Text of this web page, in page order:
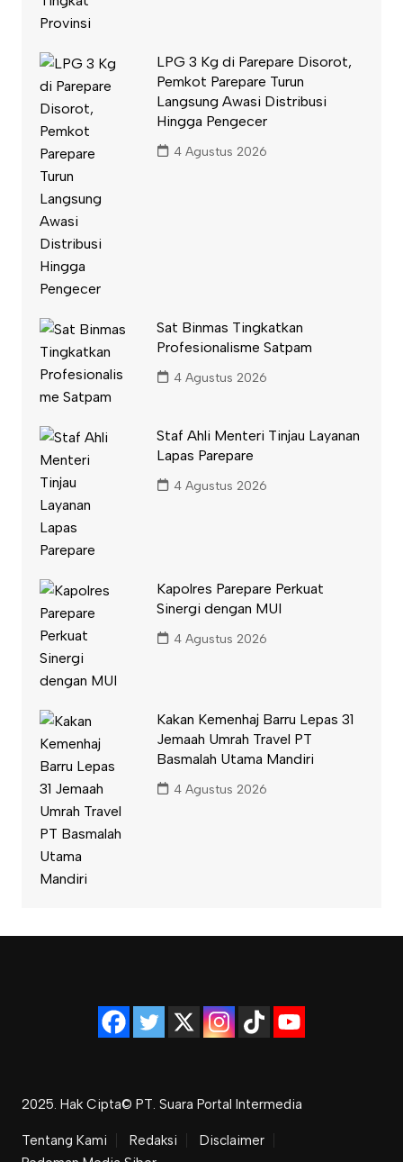
LPG 3 Kg di Parepare Disorot,
Pemkot Parepare Turun
Langsung Awasi Distribusi
Hingga Pengecer
4 Agustus 2026
Sat Binmas Tingkatkan
Profesionalisme Satpam
4 Agustus 2026
Staf Ahli Menteri Tinjau Layanan
Lapas Parepare
4 Agustus 2026
Kapolres Parepare Perkuat
Sinergi dengan MUI
4 Agustus 2026
Kakan Kemenhaj Barru Lepas 31
Jemaah Umrah Travel PT
Basmalah Utama Mandiri
4 Agustus 2026
2025. Hak Cipta© PT. Suara Portal Intermedia
Tentang Kami Redaksi
Disclaimer